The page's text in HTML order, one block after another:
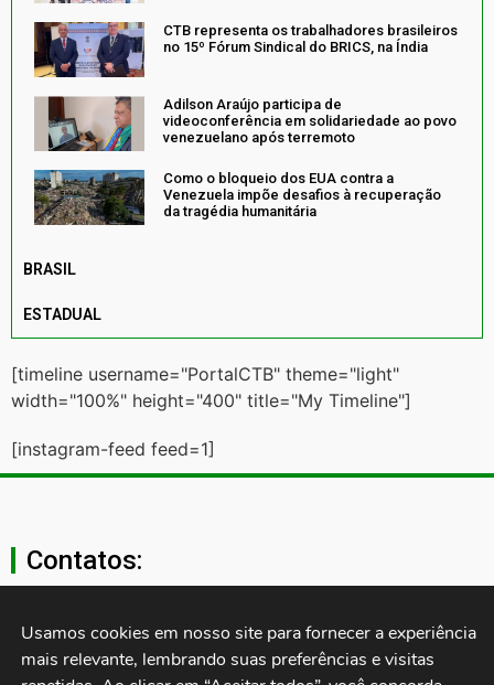
CTB representa os trabalhadores brasileiros
no 15º Fórum Sindical do BRICS, na Índia
Adilson Araújo participa de
videoconferência em solidariedade ao povo
venezuelano após terremoto
Como o bloqueio dos EUA contra a
Venezuela impõe desafios à recuperação
da tragédia humanitária
BRASIL
ESTADUAL
[timeline username="PortalCTB" theme="light"
width="100%" height="400" title="My Timeline"]
[instagram-feed feed=1]
Contatos:
secgeral@ctb.org.br
11 3874-0040
Usamos cookies em nosso site para fornecer a experiência
mais relevante, lembrando suas preferências e visitas